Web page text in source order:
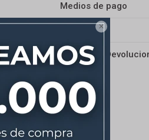

Medios de pago
Cambios y